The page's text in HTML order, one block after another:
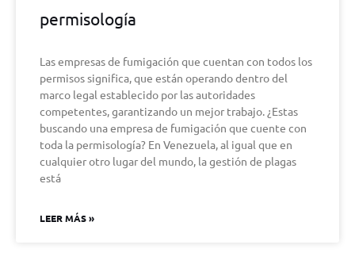
permisología
Las empresas de fumigación que cuentan con todos los
permisos significa, que están operando dentro del
marco legal establecido por las autoridades
competentes, garantizando un mejor trabajo. ¿Estas
buscando una empresa de fumigación que cuente con
toda la permisología? En Venezuela, al igual que en
cualquier otro lugar del mundo, la gestión de plagas
está
LEER MÁS »